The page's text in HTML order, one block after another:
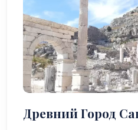
Древний Город